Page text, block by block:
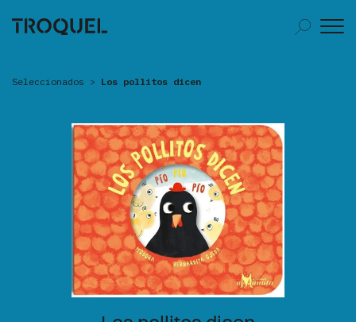
Seleccionados > Los pollitos dicen